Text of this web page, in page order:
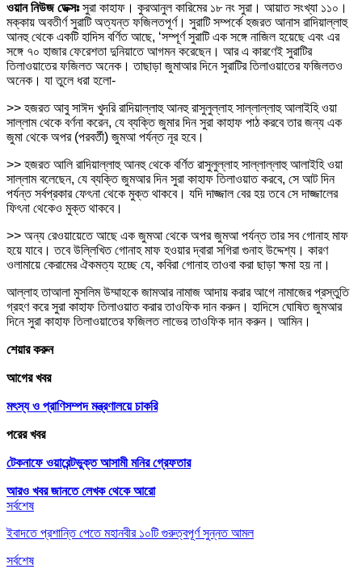
ওয়ান নিউজ ডেক্সঃসুরা কাহাফ। কুরআনুল কারিমের ১৮ নং সুরা। আয়াত সংখ্যা ১১০।
মক্কায় অবতীর্ণ সুরাটি অত্যন্ত ফজিলতপূর্ণ। সুরাটি সম্পর্কে হজরত আনাস রাদিয়াল্লাহু
আনহু থেকে একটি হাদিস বর্ণিত আছে, ‘সম্পূর্ণ সুরাটি এক সঙ্গে নাজিল হয়েছে এবং এর
সঙ্গে ৭০ হাজার ফেরেশতা দুনিয়াতে আগমন করেছেন। আর এ কারণেই সুরাটির
তিলাওয়াতের ফজিলত অনেক। তাছাড়া জুমাআর দিনে সুরাটির তিলাওয়াতের ফজিলতও
অনেক। যা তুলে ধরা হলো-
>> হজরত আবু সাঈদ খুদরি রাদিয়াল্লাহু আনহু রাসুলুল্লাহ সাল্লাল্লাহু আলাইহি ওয়া
সাল্লাম থেকে বর্ণনা করেন, যে ব্যক্তি জুমার দিন সুরা কাহাফ পাঠ করবে তার জন্য এক
জুমা থেকে অপর (পরবর্তী) জুমআ পর্যন্ত নূর হবে।
>> হজরত আলি রাদিয়াল্লাহু আনহু থেকে বর্ণিত রাসুলুল্লাহ সাল্লাল্লাহু আলাইহি ওয়া
সাল্লাম বলেছেন, যে ব্যক্তি জুমআর দিন সুরা কাহাফ তিলাওয়াত করবে, সে আট দিন
পর্যন্ত সর্বপ্রকার ফেৎনা থেকে মুক্ত থাকবে। যদি দাজ্জাল বের হয় তবে সে দাজ্জালের
ফিৎনা থেকেও মুক্ত থাকবে।
>> অন্য রেওয়ায়েতে আছে এক জুমআ থেকে অপর জুমআ পর্যন্ত তার সব গোনাহ মাফ
হয়ে যাবে। তবে উল্লিখিত গোনাহ মাফ হওয়ার দ্বারা সগিরা গুনাহ উদ্দেশ্য। কারণ
ওলামায়ে কেরামের ঐকমত্য হচ্ছে যে, কবিরা গোনাহ তাওবা করা ছাড়া ক্ষমা হয় না।
আল্লাহ তাআলা মুসলিম উম্মাহকে জামআর নামাজ আদায় করার আগে নামাজের প্রস্তুতি
গ্রহণ করে সুরা কাহাফ তিলাওয়াত করার তাওফিক দান করুন। হাদিসে ঘোষিত জুমআর
দিনে সুরা কাহাফ তিলাওয়াতের ফজিলত লাভের তাওফিক দান করুন। আমিন।
শেয়ার করুন
আগের খবর
মৎস্য ও প্রাণিসম্পদ মন্ত্রণালয়ে চাকরি
পরের খবর
টেকনাফে ওয়ারেন্টভুক্ত আসামী মনির গ্রেফতার
আরও খবর জানতে লেখক থেকে আরো
সর্বশেষ
ইবাদতে প্রশান্তি পেতে মহানবীর ১০টি গুরুত্বপূর্ণ সুন্নত আমল
সর্বশেষ